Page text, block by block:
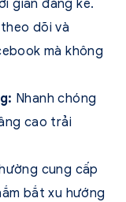
gian đáng kể.
dõi và
mà không
Nhanh chóng
cao trải
cung cấp
bắt xu hướng